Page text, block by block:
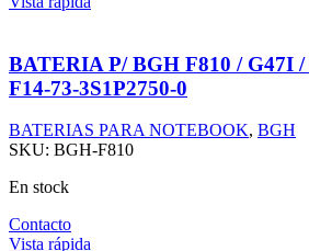
BATERIA P/ BGH F810 / G47I
F14-73-3S1P2750-0
BATERIAS PARA NOTEBOOK, BGH
SKU: BGH-F810
En stock
Contacto
Vista rápida